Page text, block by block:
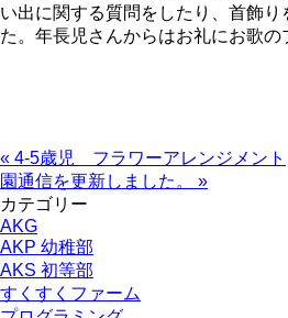
い出に関する質問をしたり、首飾
た。年長児さんからはお礼にお歌の
« 4-5歳児 フラワーアレンジメント
園通信を更新しました。 »
カテゴリー
AKG
AKP 幼稚部
AKS 初等部
すくすくファーム